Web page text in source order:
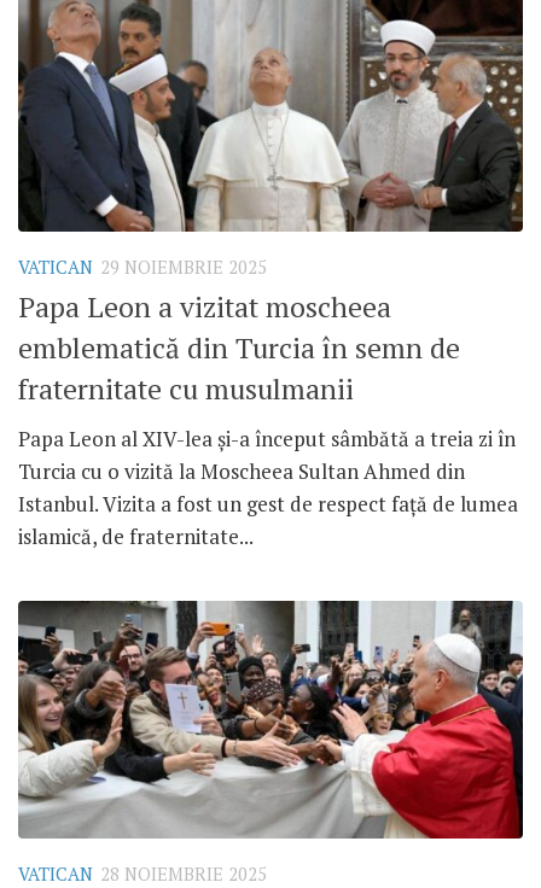
VATICAN 29 NOIEMBRIE 2025
Papa Leon a vizitat moscheea
emblematică din Turcia în semn de
fraternitate cu musulmanii
Papa Leon al XIV-lea și-a început sâmbătă a treia zi în
Turcia cu o vizită la Moscheea Sultan Ahmed din
Istanbul. Vizita a fost un gest de respect față de lumea
islamică, de fraternitate...
VATICAN 28 NOIEMBRIE 2025